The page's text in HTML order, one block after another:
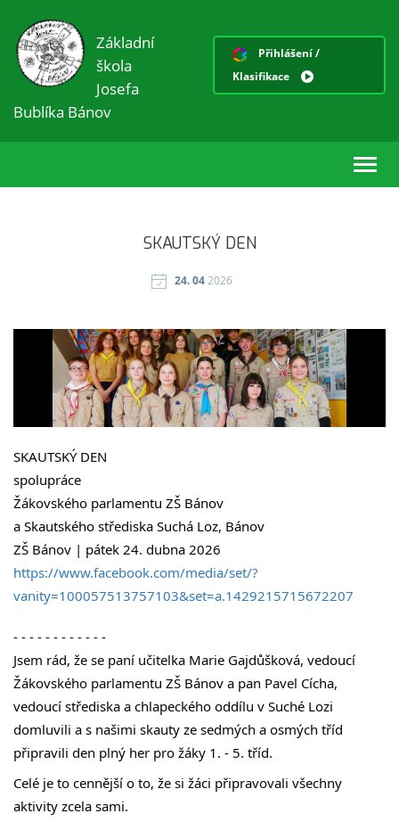
Základní
škola
Josefa
Bublíka Bánov
Přihlášení /
Klasifikace
SKAUTSKÝ DEN
24. 042026
SKAUTSKÝ DEN
spolupráce
Žákovského parlamentu ZŠ Bánov
a Skautského střediska Suchá Loz, Bánov
ZŠ Bánov | pátek 24. dubna 2026
https://www.facebook.com/media/set/?
vanity=100057513757103&set=a.1429215715672207
- - - - - - - - - - - -
Jsem rád, že se paní učitelka Marie Gajdůšková, vedoucí
Žákovského parlamentu ZŠ Bánov a pan Pavel Cícha,
vedoucí střediska a chlapeckého oddílu v Suché Lozi
domluvili a s našimi skauty ze sedmých a osmých tříd
připravili den plný her pro žáky 1. - 5. tříd.
Celé je to cennější o to, že si žáci připravovali všechny
aktivity zcela sami.